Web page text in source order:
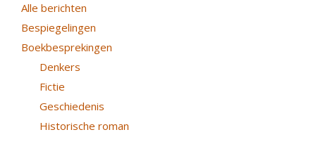
Alle berichten
Bespiegelingen
Boekbesprekingen
Denkers
Fictie
Geschiedenis
Historische roman